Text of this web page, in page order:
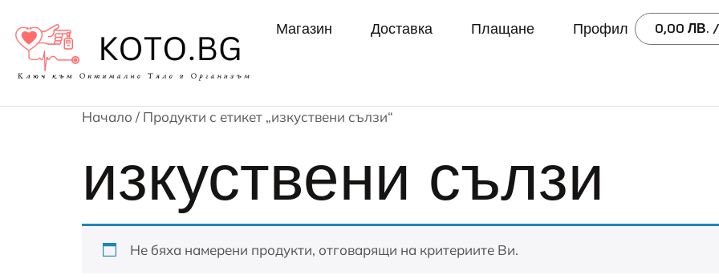
Магазин Доставка Плащане Профил 0,00 ЛВ.
Начало / Продукти с етикет „изкуствени сълзи“
изкуствени сълзи
Не бяха намерени продукти, отговарящи на критериите Ви.